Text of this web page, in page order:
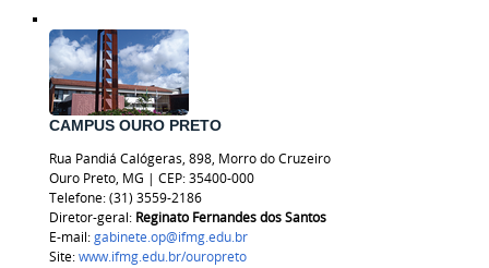
CAMPUS OURO PRETO
Rua Pandiá Calógeras, 898, Morro do Cruzeiro
Ouro Preto, MG | CEP: 35400-000
Telefone: (31) 3559-2186
Diretor-geral: Reginato Fernandes dos Santos
E-mail:gabinete.op@ifmg.edu.br
Site:www.ifmg.edu.br/ouropreto